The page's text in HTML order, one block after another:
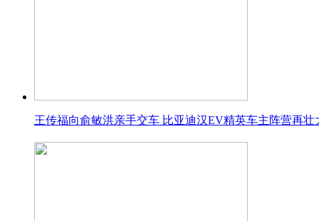
王传福向俞敏洪亲手交车 比亚迪汉EV精英车主阵营再壮